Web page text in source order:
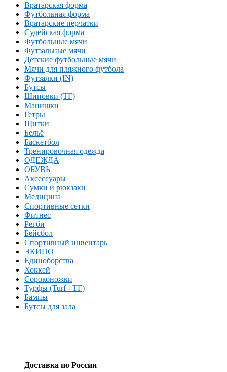
Вратарская форма
Футбольная форма
Вратарские перчатки
Судейская форма
Футбольные мячи
Футзальные мячи
Детские футбольные мячи
Мячи для пляжного футбола
Футзалки (IN)
Бутсы
Шиповки (TF)
Манишки
Гетры
Щитки
Бельё
Баскетбол
Тренировочная одежда
ОДЕЖДА
ОБУВЬ
Аксессуары
Сумки и рюкзаки
Медицина
Спортивные сетки
Фитнес
Регби
Бейсбол
Спортивный инвентарь
ЭКИПО
Единоборства
Хоккей
Сороконожки
Турфы (Turf - TF)
Бампы
Бутсы для зала
Доставка по России